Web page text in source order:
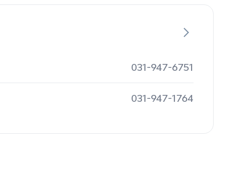
031-947-6751
031-947-1764